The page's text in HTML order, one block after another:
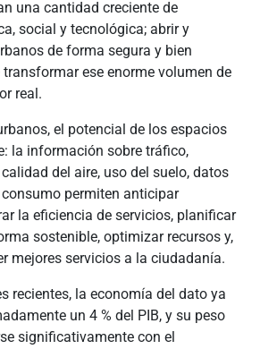
una cantidad creciente de
social y tecnológica; abrir y
de forma segura y bien
ese enorme volumen de
real.
el potencial de los espacios
la información sobre tráfico,
del aire, uso del suelo, datos
permiten anticipar
la eficiencia de servicios, planificar
sostenible, optimizar recursos y,
mejores servicios a la ciudadanía.
recientes, la economía del dato ya
un 4 % del PIB, y su peso
significativamente con el